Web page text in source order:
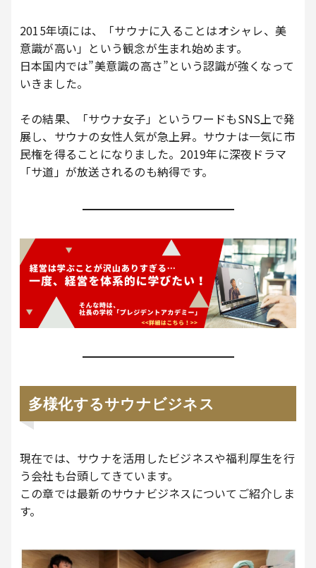
2015年頃には、「サウナに入ることはオシャレ、美
意識が高い」という観念が生まれ始めます。
日本国内では”美意識の高さ”という認識が強くなって
いきました。
その結果、「サウナ女子」というワードもSNS上で発
展し、サウナの女性人気が急上昇。サウナは一気に市
民権を得ることになりました。2019年に深夜ドラマ
「サ道」が放送されるのも納得です。
多様化するサウナビジネス
現在では、サウナを活用したビジネスや福利厚生を行
う会社も台頭してきています。
この章では最新のサウナビジネスについてご紹介しま
す。